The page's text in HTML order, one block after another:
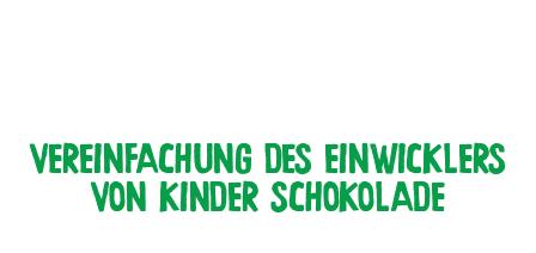
VEREINFACHUNG DES EINWICKLERS
VON KINDER SCHOKOLADE